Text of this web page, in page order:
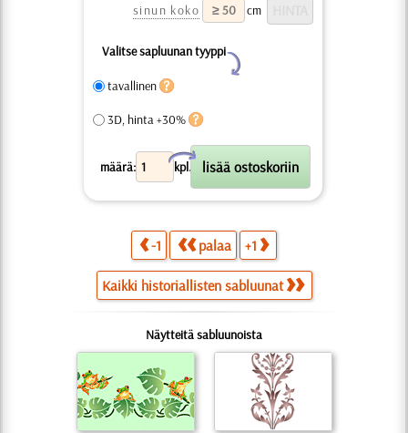
sinun koko
cm
Valitse sapluunan tyyppi
Y
tavallinen
3D, hinta +30%
määrä: kpl.
X
-1 palaa +1
Kaikki historiallisten sabluunat
Näytteitä sabluunoista